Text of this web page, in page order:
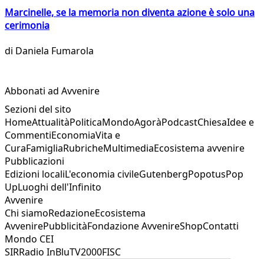
Marcinelle, se la memoria non diventa azione è solo una
cerimonia
di Daniela Fumarola
Abbonati ad Avvenire
Sezioni del sito
HomeAttualitàPoliticaMondoAgoràPodcastChiesaIdee e
CommentiEconomiaVita e
CuraFamigliaRubricheMultimediaEcosistema avvenire
Pubblicazioni
Edizioni localiL'economia civileGutenbergPopotusPop
UpLuoghi dell'Infinito
Avvenire
Chi siamoRedazioneEcosistema
AvvenirePubblicitàFondazione AvvenireShopContatti
Mondo CEI
SIRRadio InBluTV2000FISC